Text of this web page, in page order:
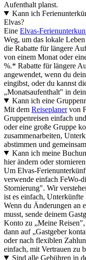
Aufenthalt planst.
Kann ich
Elvas?
Eine Elvas-
Weg, um das lokale
die Rabatte für längere
von einem Monat oder
%.* Rabatte für längere
angewendet, wenn du
eingibst, oder du kannst
„Monatsaufenthalt" in
Kann ich eine
Mit dem Reiseplanervon
Gruppenreisen einfach
oder eine große Gruppe
zusammenarbeiten,
abstimmen und
Kann ich meine
hier ändern oder
Um Elvas-
verwende einfach FeWo-
Stornierung". Wir
ist es einfach,
Wenn du Änderungen an
musst, sende deinem
Konto zu „Meine
dann auf „Gastgeber
oder nach flexiblen
einfach, mit Vertrauen zu
Sind alle Gebühren in